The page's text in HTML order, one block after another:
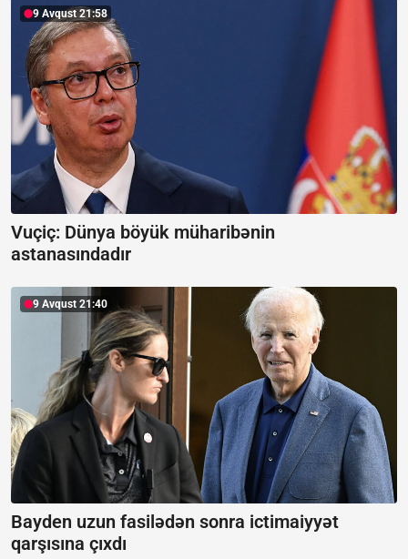
9 Avqust 21:58
Vuçiç: Dünya böyük müharibənin
astanasındadır
9 Avqust 21:40
Bayden uzun fasilədən sonra ictimaiyyət
qarşısına çıxdı